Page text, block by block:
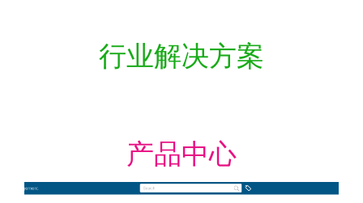
行业解决方案
产品中心